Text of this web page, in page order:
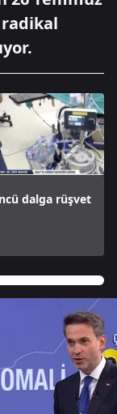
dalga rüşvet